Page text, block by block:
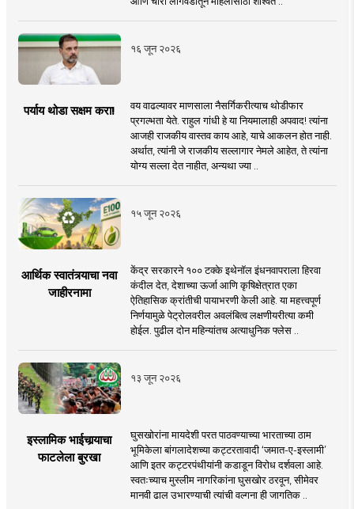
१६ जून २०२६
पर्याय थोडा सक्षम करा!
वय वाढल्यावर माणसाला नैसर्गिकरीत्याच थोडीफार
प्रगल्भता येते. राहुल गांधी हे या नियमालाही अपवाद! त्यांना
आजही राजकीय वास्तव काय आहे, याचे आकलन होत नाही.
अर्थात, त्यांनी जे राजकीय सल्लागार नेमले आहेत, ते त्यांना
योग्य सल्ला देत नाहीत, अन्यथा ज्या ..
१५ जून २०२६
आर्थिक स्वातंत्र्याचा नवा
जाहीरनामा
केंद्र सरकारने १०० टक्के इथेनॉल इंधनवापराला हिरवा
कंदील देत, देशाच्या ऊर्जा आणि कृषिक्षेत्रात एका
ऐतिहासिक क्रांतीची पायाभरणी केली आहे. या महत्त्वपूर्ण
निर्णयामुळे पेट्रोलवरील अवलंबित्व लक्षणीयरीत्या कमी
होईल. पुढील दोन महिन्यांतच अत्याधुनिक फ्लेस ..
१३ जून २०२६
इस्लामिक भाईचार्‍याचा
फाटलेला बुरखा
घुसखोरांना मायदेशी परत पाठवण्याच्या भारताच्या ठाम
भूमिकेला बांगलादेशच्या कट्टरतावादी ‘जमात-ए-इस्लामी’
आणि इतर कट्टरपंथीयांनी कडाडून विरोध दर्शवला आहे.
स्वतःच्याच मुस्लीम नागरिकांना घुसखोर ठरवून, सीमेवर
मानवी ढाल उभारण्याची त्यांची वल्गना ही जागतिक ..